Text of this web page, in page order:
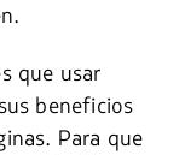
que usar
beneficios
Para que